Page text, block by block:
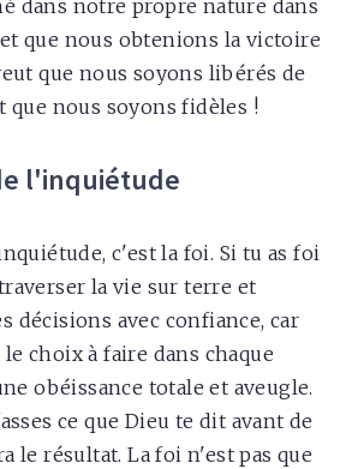
dans notre propre nature dans
que nous obtenions la victoire
que nous soyons libérés de
que nous soyons fidèles !
l'inquiétude
c'est la foi. Si tu as foi
la vie sur terre et
décisions avec confiance, car
choix à faire dans chaque
obéissance totale et aveugle.
ce que Dieu te dit avant de
le résultat. La foi n'est pas que